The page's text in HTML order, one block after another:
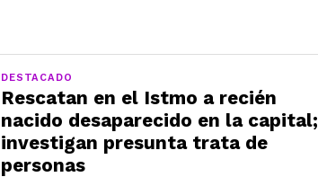
DESTACADO
Rescatan en el Istmo a recién
nacido desaparecido en la capital;
investigan presunta trata de
personas